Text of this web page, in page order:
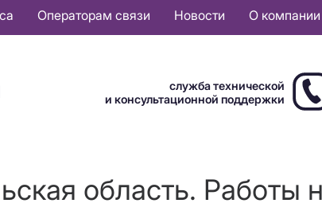
Операторам связи Новости О компании
служба технической
и консультационной поддержки
область. Работы